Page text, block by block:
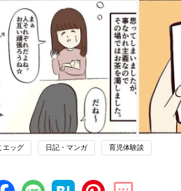
エッグ 日記・マンガ 育児体験談